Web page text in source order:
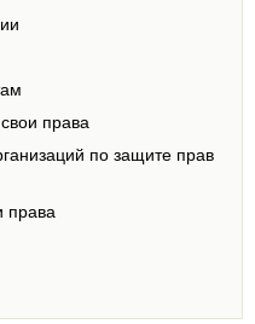
права
по защите прав
права